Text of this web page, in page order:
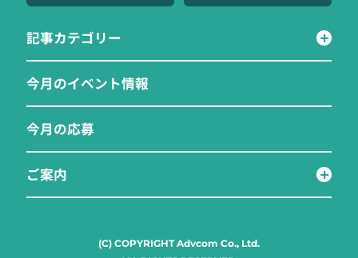
記事カテゴリー
今月のイベント情報
今月の応募
ご案内
(C) COPYRIGHT Advcom Co., Ltd.